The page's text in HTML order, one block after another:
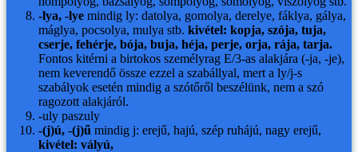
-lya, -lye mindig ly: datolya, gomolya, derelye, fáklya, gálya,
máglya, pocsolya, mulya stb. kivétel: kopja, szója, tuja,
cserje, fehérje, bója, buja, héja, perje, orja, rája, tarja.
Fontos kitérni a birtokos személyrag E/3-as alakjára (-ja, -je),
nem keverendő össze ezzel a szabállyal, mert a ly/j-s
szabályok esetén mindig a szótőről beszélünk, nem a szó
ragozott alakjáról.
-uly paszuly
-(j)ú, -(j)ű mindig j: erejű, hajú, szép ruhájú, nagy erejű,
kivétel: vályú,